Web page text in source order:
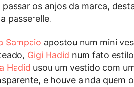
os anjos da marca,
passerelle.
Sampaio apostou num mini
Gigi Hadid num fato
Hadid usou um vestido com
e houve ainda quem